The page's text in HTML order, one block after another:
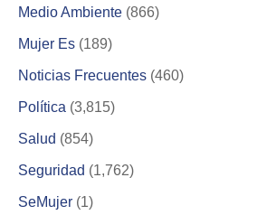
Medio Ambiente (866)
Mujer Es (189)
Noticias Frecuentes (460)
Política (3,815)
Salud (854)
Seguridad (1,762)
SeMujer (1)